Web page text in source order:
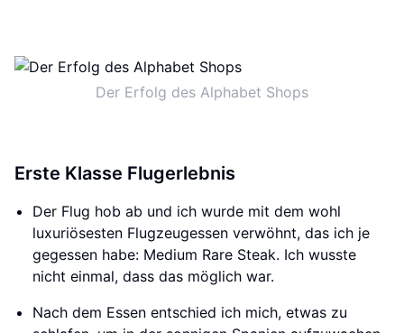
Der Erfolg des Alphabet Shops
Erste Klasse Flugerlebnis
Der Flug hob ab und ich wurde mit dem wohl
luxuriösesten Flugzeugessen verwöhnt, das ich je
gegessen habe: Medium Rare Steak. Ich wusste
nicht einmal, dass das möglich war.
Nach dem Essen entschied ich mich, etwas zu